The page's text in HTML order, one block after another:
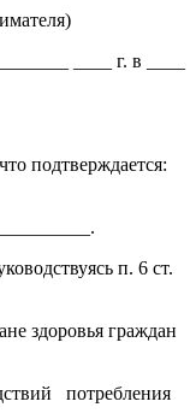
____ г. в ____
подтверждается:
п. 6 ст.
здоровья граждан
потребления